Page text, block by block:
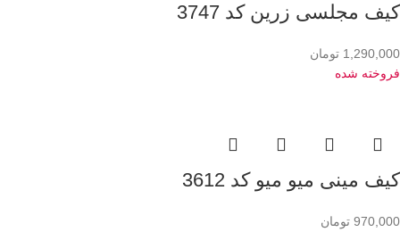
کیف مجلسی زرین کد 3747
1,290,000 تومان
فروخته شده
کیف مینی میو میو کد 3612
970,000 تومان